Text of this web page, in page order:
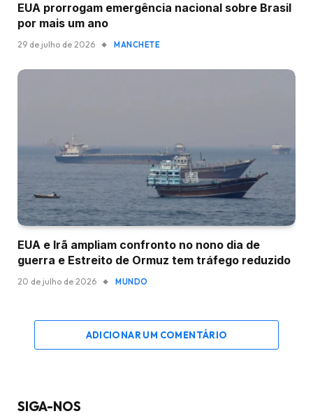
EUA prorrogam emergência nacional sobre Brasil
por mais um ano
29 de julho de 2026 MANCHETE
EUA e Irã ampliam confronto no nono dia de
guerra e Estreito de Ormuz tem tráfego reduzido
20 de julho de 2026 MUNDO
ADICIONAR UM COMENTÁRIO
SIGA-NOS